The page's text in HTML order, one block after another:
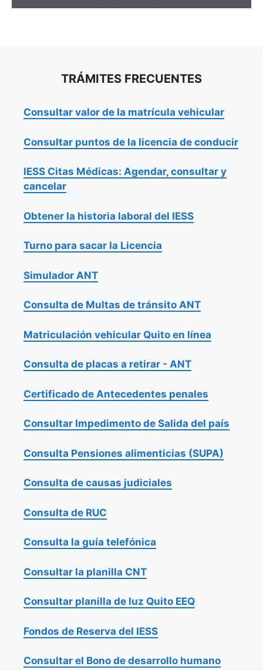
TRÁMITES FRECUENTES
Consultar valor de la matrícula vehicular
Consultar puntos de la licencia de conducir
IESS Citas Médicas: Agendar, consultar y
cancelar
Obtener la historia laboral del IESS
Turno para sacar la Licencia
Simulador ANT
Consulta de Multas de tránsito ANT
Matriculación vehicular Quito en línea
Consulta de placas a retirar - ANT
Certificado de Antecedentes penales
Consultar Impedimento de Salida del país
Consulta Pensiones alimenticias (SUPA)
Consulta de causas judiciales
Consulta de RUC
Consulta la guía telefónica
Consultar la planilla CNT
Consultar planilla de luz Quito EEQ
Fondos de Reserva del IESS
Consultar el Bono de desarrollo humano